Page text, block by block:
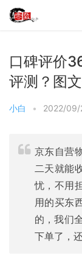
口碑评价
评测？图
小白 • 2022/
京东自营
二天就能
忧，不用
用的买东
的，我们
下单了，